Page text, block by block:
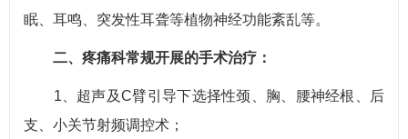
眠、耳鸣、突发性耳聋等植物神经功能紊乱等。
二、疼痛科常规开展的手术治疗：
1、超声及C臂引导下选择性颈、胸、腰神经根、后
支、小关节射频调控术；